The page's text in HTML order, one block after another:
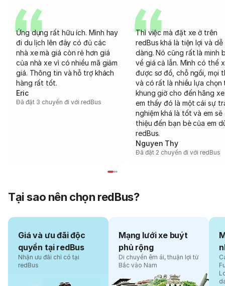
Ứng dụng rất hữu ích. Mình hay
đi du lịch lên đây có đủ các
nhà xe mà giá còn rẻ hơn giá
của nhà xe vì có nhiều mã giảm
giá. Thông tin và hỗ trợ khách
hàng rất tốt.
Eric
Đã đặt 3 chuyến đi với redBus
Thì việc mà đặt xe ở trên
redBus khá là tiện lợi và dễ
dàng. Nó cũng rất là minh
về giá cả lẫn. Mình có thể
được sơ đồ, chỗ ngồi, mọi
và có rất là nhiều lựa chọn
khung giờ cho đến hãng
em thấy đó là một cái sự
nghiệm khá là tốt và em sẽ
thiệu đến bạn bè của em
redBus.
Nguyen Thy
Đã đặt 2 chuyến đi với redBus
Tại sao nên chọn redBus?
Giá và ưu đãi độc
quyền tại redBus
Nhận ưu đãi chỉ có tại
redBus
Mạng lưới xe buýt
phủ rộng
Di chuyển êm ái, thuận lợi từ
Bắc vào Nam